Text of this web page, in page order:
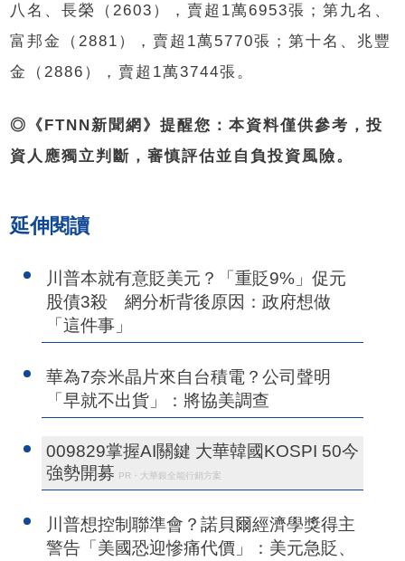
八名、長榮（2603），賣超1萬6953張；第九名、
富邦金（2881），賣超1萬5770張；第十名、兆豐
金（2886），賣超1萬3744張。
◎《FTNN新聞網》提醒您：本資料僅供參考，投
資人應獨立判斷，審慎評估並自負投資風險。
延伸閱讀
川普本就有意貶美元？「重貶9%」促元
股債3殺 網分析背後原因：政府想做
「這件事」
華為7奈米晶片來自台積電？公司聲明
「早就不出貨」：將協美調查
009829掌握AI關鍵 大華韓國KOSPI 50今
強勢開募
PR・大華銀全能行銷方案
川普想控制聯準會？諾貝爾經濟學獎得主
警告「美國恐迎慘痛代價」：美元急貶、